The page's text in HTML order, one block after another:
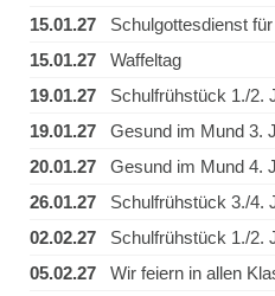
15.01.27 Schulgottesdienst
15.01.27 Waffeltag
19.01.27 Schulfrühstück 1./2.
19.01.27 Gesund im Mund 3.
20.01.27 Gesund im Mund 4.
26.01.27 Schulfrühstück 3./4.
02.02.27 Schulfrühstück 1./2.
05.02.27 Wir feiern in allen